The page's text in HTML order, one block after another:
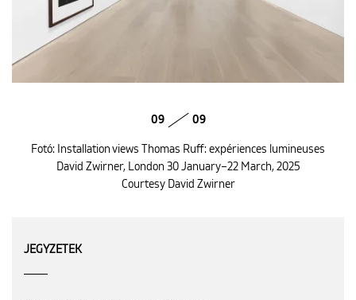
09 09
Fotó: Installation views Thomas Ruff: expériences lumineuses
David Zwirner, London 30 January–22 March, 2025
Courtesy David Zwirner
JEGYZETEK